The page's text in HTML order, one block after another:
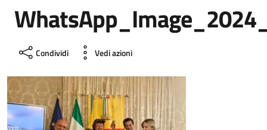
Condividi Vedi azioni